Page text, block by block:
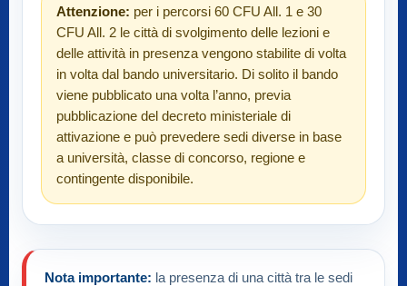
Attenzione: per i percorsi 60 CFU All. 1 e 30
CFU All. 2 le città di svolgimento delle lezioni e
delle attività in presenza vengono stabilite di volta
in volta dal bando universitario. Di solito il bando
viene pubblicato una volta l’anno, previa
pubblicazione del decreto ministeriale di
attivazione e può prevedere sedi diverse in base
a università, classe di concorso, regione e
contingente disponibile.
Nota importante: la presenza di una città tra le sedi